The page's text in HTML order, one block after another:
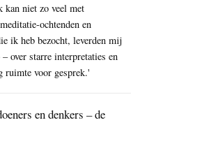
kan niet zo veel met
ochtenden en
ik heb bezocht, leverden mij
over starre interpretaties en
ruimte voor gesprek.'
en denkers – de